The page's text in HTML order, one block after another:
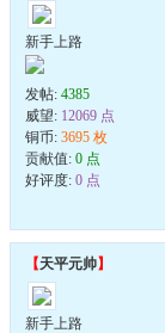
新手上路
发帖: 4385
威望: 12069 点
铜币: 3695 枚
贡献值: 0 点
好评度: 0 点
【天平元帅】
新手上路